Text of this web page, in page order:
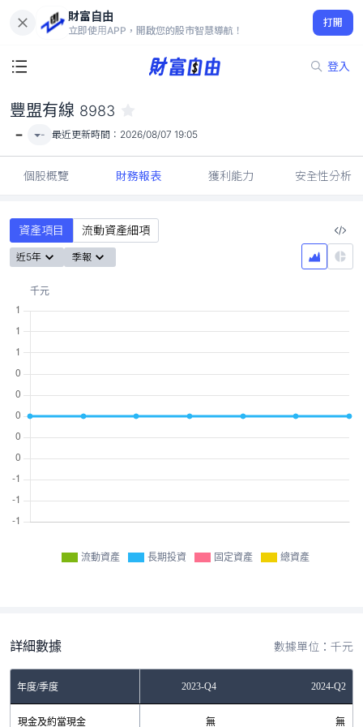
財富自由
立即使用APP，開啟您的股市智慧導航！
打開
登入
-
豐盟有線 8983
- - 最近更新時間： 2026/08/07 19:05
個股概覽 財務報表 獲利能力 安全性分析
資產項目 流動資產細項
近5年 季報
流動資產 長期投資 固定資產 總資產
詳細數據 數據單位：千元
年度/季度2023-Q2 2023-Q4 2024-Q2
現金及約當現金
無 無 無